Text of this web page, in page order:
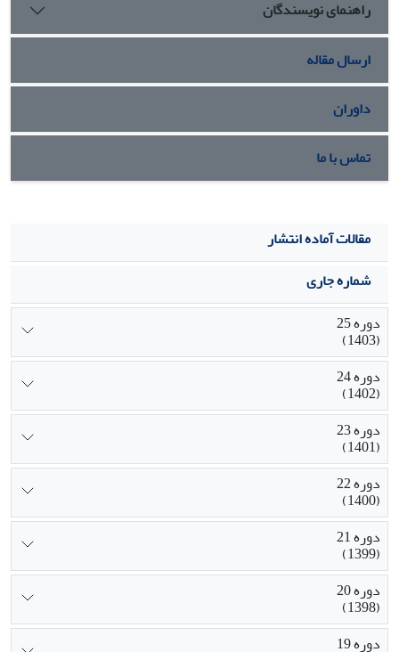
فرزندان با ورود متغیرهای کیفیت رابطه فرزند- پدر، کیفیت رابطه
فرزند- مادر و سرانه درآمدی خانوار به معادله رگرسیونی تبیین ­
شد.
راهنمای نویسندگان
ارسال مقاله
داوران
تماس با ما
مقالات آماده انتشار
شماره جاری
دوره 25
(1403)
دوره 24
(1402)
دوره 23
(1401)
دوره 22
(1400)
دوره 21
(1399)
دوره 20
(1398)
دوره 19